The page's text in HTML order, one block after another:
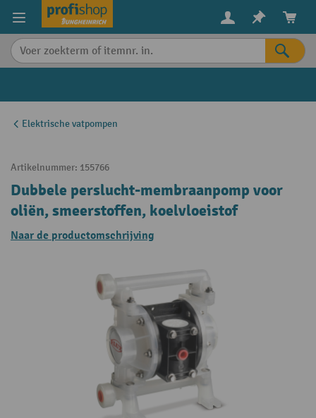
content
Elektrische vatpompen
Artikelnummer: 155766
Dubbele perslucht-membraanpomp voor
oliën, smeerstoffen, koelvloeistof
Naar de productomschrijving